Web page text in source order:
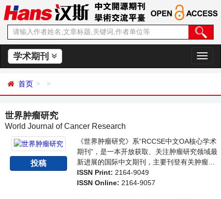
学术期刊
切
换
首页
世界肿瘤研究
World Journal of Cancer Research
投稿
《世界肿瘤研究》系“RCCSE中文OA核心学术
期刊”，是一本开放获取、关注肿瘤研究领域最
新进展的国际中文期刊，主要刊登有关肿瘤免
疫学、肿瘤病因学、肿瘤病理学等领域的论
文，反映国内外该领域的最新研究动态。本刊
ISSN Print: 2164-9049
ISSN Online: 2164-9057